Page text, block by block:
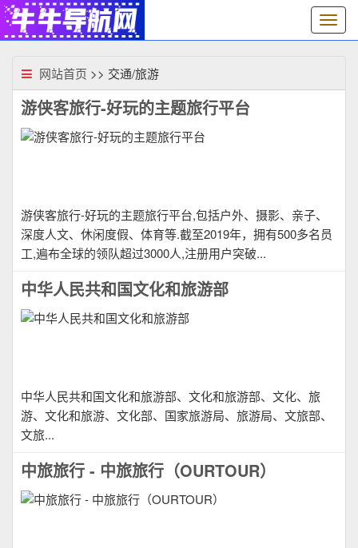
切
换
网站首页 >> 交通/旅游
游侠客旅行-好玩的主题旅行平台
游侠客旅行-好玩的主题旅行平台,包括户外、摄影、亲子、
深度人文、休闲度假、体育等.截至2019年，拥有500多名员
工,遍布全球的领队超过3000人,注册用户突破...
中华人民共和国文化和旅游部
中华人民共和国文化和旅游部、文化和旅游部、文化、旅
游、文化和旅游、文化部、国家旅游局、旅游局、文旅部、
文旅...
中旅旅行 - 中旅旅行（OURTOUR）